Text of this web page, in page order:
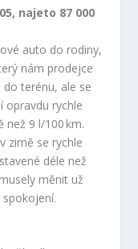
najeto 87 000
auto do rodiny,
nám prodejce
terénu, ale se
opravdu rychle
než 9 l/100 km.
zimě se rychle
déle než
měnit už
spokojení.